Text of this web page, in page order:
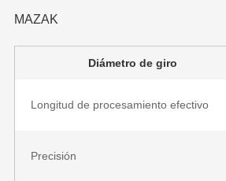
MAZAK
Diámetro de giro
Longitud de procesamiento efectivo
Precisión